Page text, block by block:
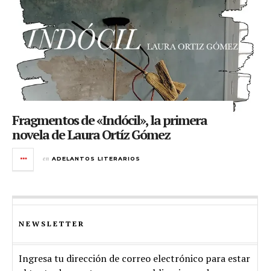
Fragmentos de «Indócil», la primera
novela de Laura Ortíz Gómez
en ADELANTOS LITERARIOS
NEWSLETTER
Ingresa tu dirección de correo electrónico para estar